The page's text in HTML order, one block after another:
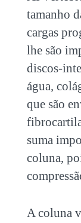
tamanho
cargas
lhe são
discos-
água,
que são
suma
coluna,
A coluna